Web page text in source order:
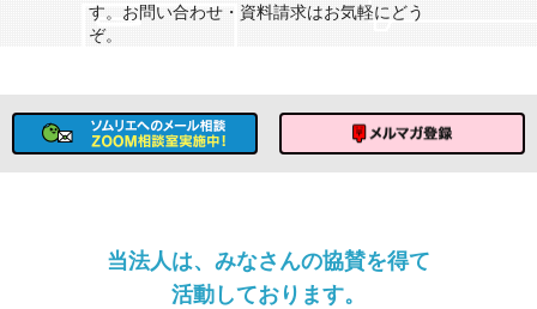
す。お問い合わせ・資料請求はお気軽にどう
ぞ。
当法人は、みなさんの協賛を得て
活動しております。